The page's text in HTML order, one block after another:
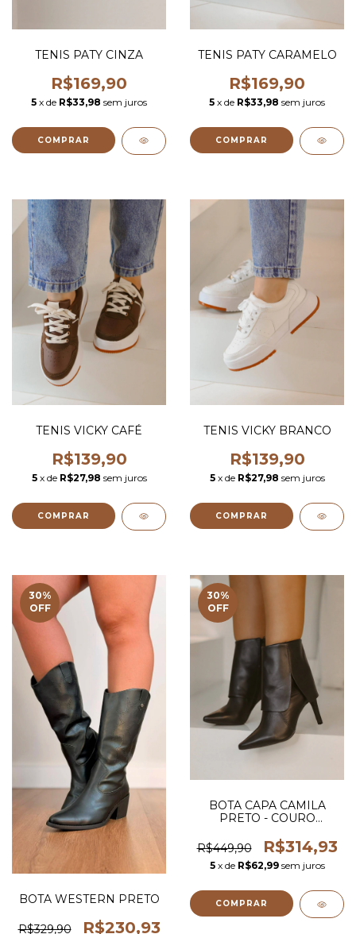
TENIS PATY CINZA
R$169,90
5 x de R$33,98 sem juros
COMPRAR
TENIS PATY CARAMELO
R$169,90
5 x de R$33,98 sem juros
COMPRAR
TENIS VICKY CAFÉ
R$139,90
5 x de R$27,98 sem juros
COMPRAR
TENIS VICKY BRANCO
R$139,90
5 x de R$27,98 sem juros
COMPRAR
30%
OFF
BOTA WESTERN PRETO
R$329,90 R$230,93
30%
OFF
BOTA CAPA CAMILA
PRETO - COURO
R$449,90
R$314,93
5 x de R$62,99 sem juros
COMPRAR